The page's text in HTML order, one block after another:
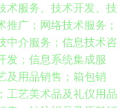
术服务、技术开发、技
广；网络技术服务；
中介服务；信息技术咨
发；信息系统集成服
及用品销售；箱包销
工艺美术品及礼仪用品